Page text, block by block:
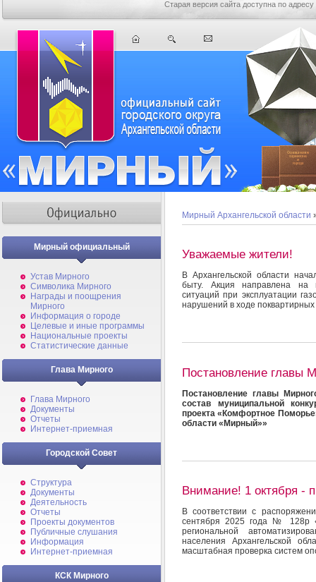
Старая версия сайта доступна по адресу
Мирный официальный
Устав Мирного
Символика Мирного
Награды и поощрения
Мирного
Информация о городе
Целевые и иные программы
Национальные проекты
Статистические данные
Глава Мирного
Глава Мирного
Документы
Отчеты
Интернет-приемная
Городской Совет
Структура
Документы
Деятельность
Отчеты
Проекты документов
Публичные слушания
Информация
Интернет-приемная
КСК Мирного
Мирный Архангельской области
Уважаемые жители!
В Архангельской области
быту. Акция направлена на
ситуаций при эксплуатации
нарушений в ходе
Постановление главы
Постановление главы
состав муниципальной
проекта «Комфортное
области «Мирный»»
Внимание! 1 октября -
В соответствии с
сентября 2025 года № 128р
региональной
населения Архангельской
масштабная проверка систем